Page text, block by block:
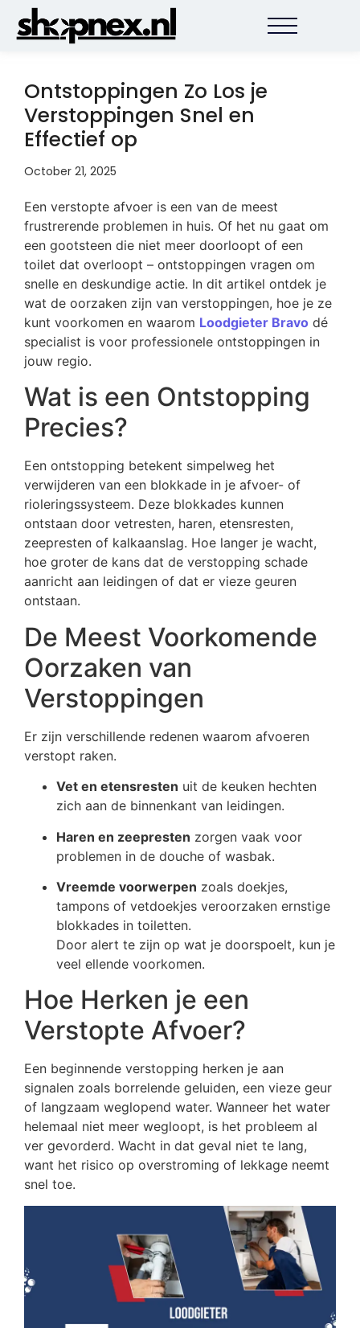
Ontstoppingen Zo Los je
Verstoppingen Snel en
Effectief op
October 21, 2025
Een verstopte afvoer is een van de meest
frustrerende problemen in huis. Of het nu gaat om
een gootsteen die niet meer doorloopt of een
toilet dat overloopt – ontstoppingen vragen om
snelle en deskundige actie. In dit artikel ontdek je
wat de oorzaken zijn van verstoppingen, hoe je ze
kunt voorkomen en waarom Loodgieter Bravo dé
specialist is voor professionele ontstoppingen in
jouw regio.
Wat is een Ontstopping
Precies?
Een ontstopping betekent simpelweg het
verwijderen van een blokkade in je afvoer- of
rioleringssysteem. Deze blokkades kunnen
ontstaan door vetresten, haren, etensresten,
zeepresten of kalkaanslag. Hoe langer je wacht,
hoe groter de kans dat de verstopping schade
aanricht aan leidingen of dat er vieze geuren
ontstaan.
De Meest Voorkomende
Oorzaken van
Verstoppingen
Er zijn verschillende redenen waarom afvoeren
verstopt raken.
Vet en etensresten uit de keuken hechten
zich aan de binnenkant van leidingen.
Haren en zeepresten zorgen vaak voor
problemen in de douche of wasbak.
Vreemde voorwerpen zoals doekjes,
tampons of vetdoekjes veroorzaken ernstige
blokkades in toiletten.
Door alert te zijn op wat je doorspoelt, kun je
veel ellende voorkomen.
Hoe Herken je een
Verstopte Afvoer?
Een beginnende verstopping herken je aan
signalen zoals borrelende geluiden, een vieze geur
of langzaam weglopend water. Wanneer het water
helemaal niet meer wegloopt, is het probleem al
ver gevorderd. Wacht in dat geval niet te lang,
want het risico op overstroming of lekkage neemt
snel toe.